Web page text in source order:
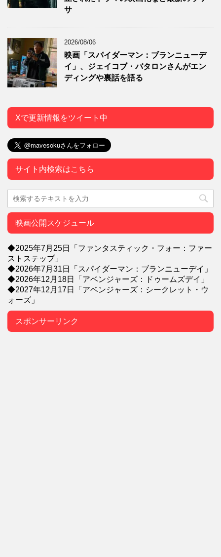
サ
2026/08/06
映画「スパイダーマン：ブランニューデ
イ」、ジェイコブ・バタロンさんがエン
ディングや裏話を語る
Xで更新情報をツイート中
サイト内検索はこちら
映画公開スケジュール
◆2025年7月25日「ファンタスティック・フォー：ファー
ストステップ」
◆2026年7月31日「スパイダーマン：ブランニューデイ」
◆2026年12月18日「アベンジャーズ：ドゥームズデイ」
◆2027年12月17日「アベンジャーズ：シークレット・ウ
ォーズ」
スポンサーリンク